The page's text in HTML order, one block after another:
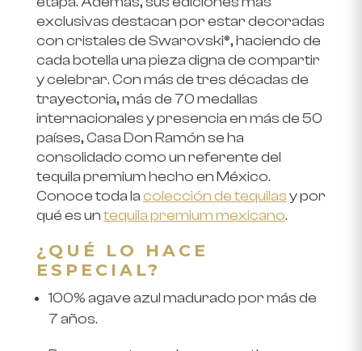
exclusivas destacan por estar decoradas
con cristales de Swarovski®, haciendo de
cada botella una pieza digna de compartir
y celebrar. Con más de tres décadas de
trayectoria, más de 70 medallas
internacionales y presencia en más de 50
países, Casa Don Ramón se ha
consolidado como un referente del
tequila premium hecho en México.
Conoce toda lacolección de tequilasy por
qué es untequila premium mexicano.
¿QUÉ LO HACE
ESPECIAL?
100% agave azul madurado por más de
7 años.